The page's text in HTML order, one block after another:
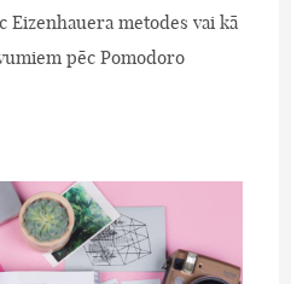
Eizenhauera metodes vai kā
pēc Pomodoro